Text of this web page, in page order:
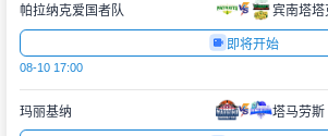
帕拉纳克爱国者队 宾南塔塔
即将开始
08-10 17:00
玛丽基纳 塔马劳斯